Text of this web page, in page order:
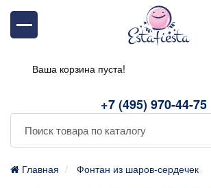
+7 (495) 970-44-75
Ваша корзина пуста!
Главная Фонтан из шаров-сердечек